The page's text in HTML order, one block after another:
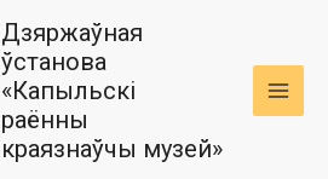
Дзяржаўная
ўстанова
«Капыльскі
раённы
краязнаўчы музей»